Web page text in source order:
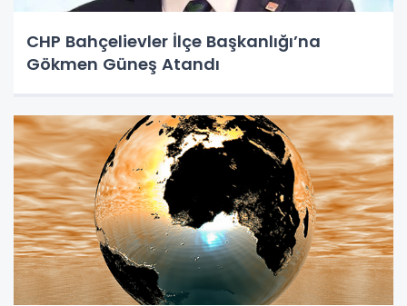
CHP Bahçelievler İlçe Başkanlığı’na
Gökmen Güneş Atandı